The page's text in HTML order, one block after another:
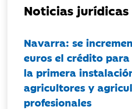
Noticias jurídicas
Navarra: se
euros el crédito
la primera
agricultores y
profesionales